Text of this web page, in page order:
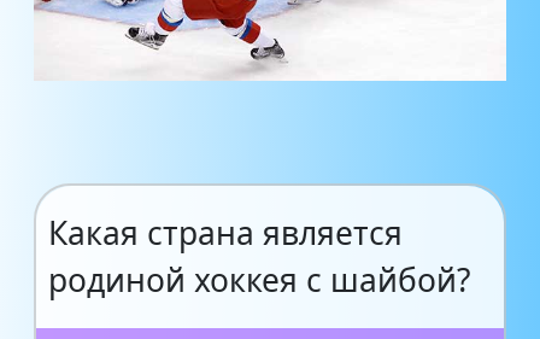
Какая страна является
родиной хоккея с шайбой?